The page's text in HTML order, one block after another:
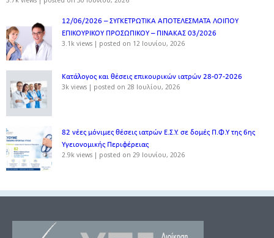
12/06/2026 – ΣΥΓΚΕΤΡΩΤΙΚΑ ΑΠΟΤΕΛΕΣΜΑΤΑ ΛΟΙΠΟΥ
ΕΠΙΚΟΥΡΙΚΟΥ ΠΡΟΣΩΠΙΚΟΥ – ΠΙΝΑΚΑΣ 03/2026
3.1k views | posted on 12 Ιουνίου, 2026
Κατάλογος και θέσεις επικουρικών ιατρών 28-07-2026
3k views | posted on 28 Ιουλίου, 2026
82 νέες μόνιμες θέσεις ιατρών Ε.Σ.Υ. σε δομές Π.Φ.Υ της 6ης
Υγειονομικής Περιφέρειας
2.9k views | posted on 29 Ιουνίου, 2026